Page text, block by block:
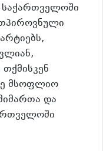
მსოფლიო
და